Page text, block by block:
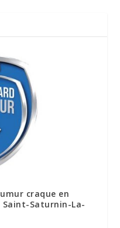
craque en
Saturnin-La-